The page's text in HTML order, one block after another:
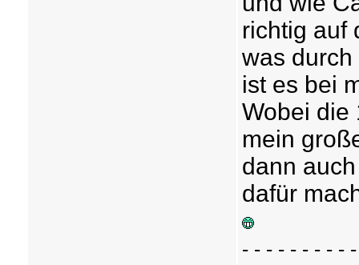
richtig auf
was durch
ist es bei
Wobei die
mein
dann
dafür
- - - - - - - - -